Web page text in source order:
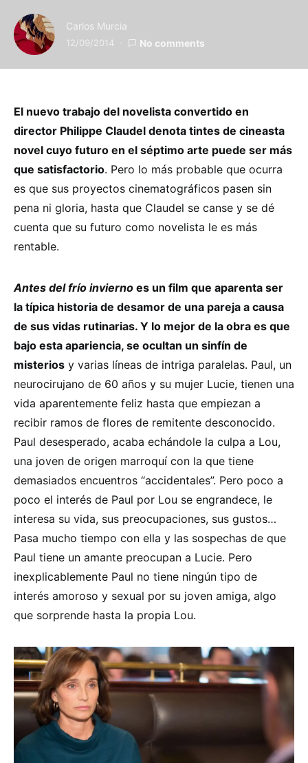
Carlos Murcia
12/09/2014 No comments
El nuevo trabajo del novelista convertido en
director Philippe Claudel denota tintes de cineasta
novel cuyo futuro en el séptimo arte puede ser más
que satisfactorio. Pero lo más probable que ocurra
es que sus proyectos cinematográficos pasen sin
pena ni gloria, hasta que Claudel se canse y se dé
cuenta que su futuro como novelista le es más
rentable.
Antes del frío invierno es un film que aparenta ser
la típica historia de desamor de una pareja a causa
de sus vidas rutinarias. Y lo mejor de la obra es que
bajo esta apariencia, se ocultan un sinfín de
misterios y varias líneas de intriga paralelas. Paul, un
neurocirujano de 60 años y su mujer Lucie, tienen una
vida aparentemente feliz hasta que empiezan a
recibir ramos de flores de remitente desconocido.
Paul desesperado, acaba echándole la culpa a Lou,
una joven de origen marroquí con la que tiene
demasiados encuentros “accidentales”. Pero poco a
poco el interés de Paul por Lou se engrandece, le
interesa su vida, sus preocupaciones, sus gustos…
Pasa mucho tiempo con ella y las sospechas de que
Paul tiene un amante preocupan a Lucie. Pero
inexplicablemente Paul no tiene ningún tipo de
interés amoroso y sexual por su joven amiga, algo
que sorprende hasta la propia Lou.